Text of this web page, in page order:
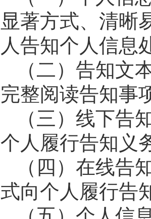
显著方式、清晰
人告知个人信息
（二）告知文
完整阅读告知事
（三）线下告
个人履行告知义
（四）在线告
式向个人履行告